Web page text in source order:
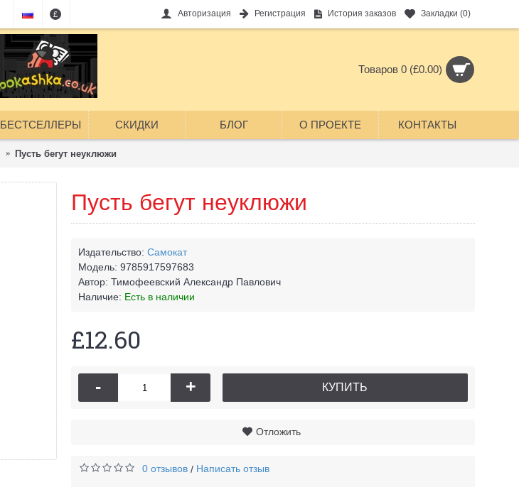
£ Авторизация Регистрация История заказов Закладки (0)
Товаров 0 (£0.00)
БЕСТСЕЛЛЕРЫ СКИДКИ БЛОГ О ПРОЕКТЕ КОНТАКТЫ
Пусть бегут неуклюжи
Пусть бегут неуклюжи
Издательство: Самокат
Модель: 9785917597683
Автор: Тимофеевский Александр Павлович
Наличие: Есть в наличии
£12.60
- + КУПИТЬ
Отложить
0 отзывов / Написать отзыв